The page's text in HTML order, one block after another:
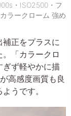
・ISO2500・フ
ラークローム 強め
正をプラスに
「カラークロ
ず軽やかに描
高感度画質も良
うです。